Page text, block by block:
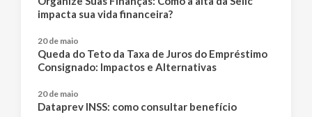
impacta sua vida financeira?
20 de maio
Queda do Teto da Taxa de Juros do Empréstimo
Consignado: Impactos e Alternativas
20 de maio
Dataprev INSS: como consultar benefício